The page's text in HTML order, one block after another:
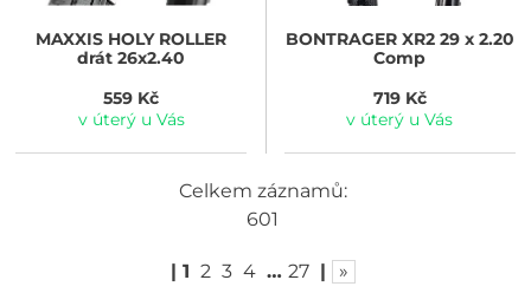
MAXXIS HOLY ROLLER
drát 26x2.40
559 Kč
v úterý u Vás
BONTRAGERXR2 29 x 2.20
Comp
719 Kč
v úterý u Vás
Celkem záznamů:
601
| 1 2 3 4 … 27 | »